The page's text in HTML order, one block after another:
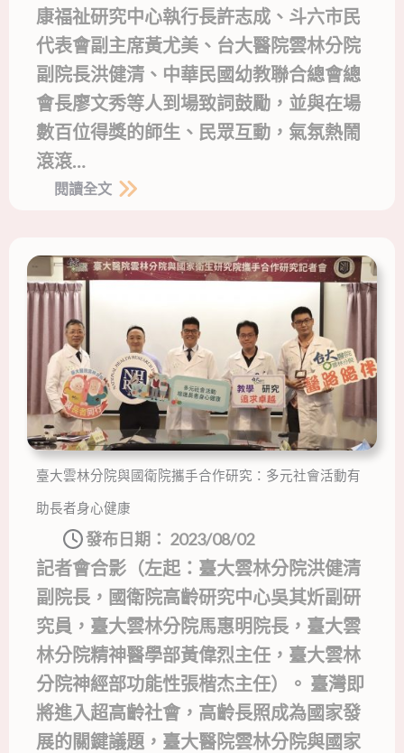
康福祉研究中心執行長許志成、斗六市民
代表會副主席黃尤美、台大醫院雲林分院
副院長洪健清、中華民國幼教聯合總會總
會長廖文秀等人到場致詞鼓勵，並與在場
數百位得獎的師生、民眾互動，氣氛熱鬧
滾滾…
閱讀全文
臺大雲林分院與國衛院攜手合作研究：多元社會活動有
助長者身心健康
發布日期： 2023/08/02
記者會合影（左起：臺大雲林分院洪健清
副院長，國衛院高齡研究中心吳其炘副研
究員，臺大雲林分院馬惠明院長，臺大雲
林分院精神醫學部黃偉烈主任，臺大雲林
分院神經部功能性張楷杰主任）。 臺灣即
將進入超高齡社會，高齡長照成為國家發
展的關鍵議題，臺大醫院雲林分院與國家